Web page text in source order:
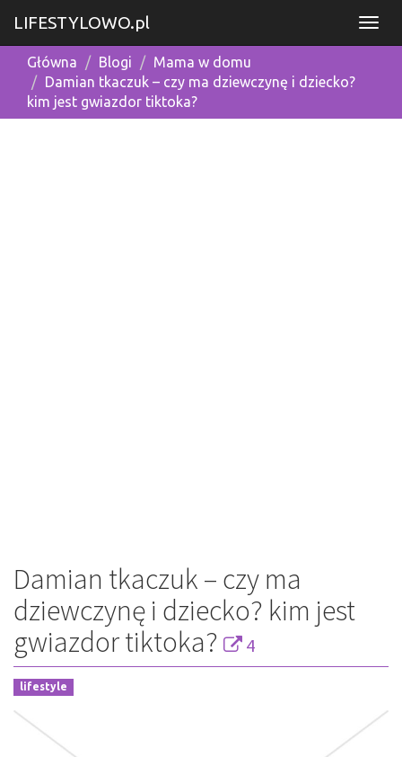
LIFESTYLOWO.pl
Główna Blogi
Mama w domu
Damian tkaczuk – czy ma dziewczynę i dziecko?
kim jest gwiazdor tiktoka?
Damian tkaczuk – czy ma
dziewczynę i dziecko? kim jest
gwiazdor tiktoka?
4
lifestyle